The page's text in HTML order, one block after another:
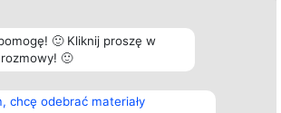
🙂 Kliknij proszę w
🙂
chcę odebrać materiały
o.
Plebiscyt
Laureaci
wszystkich
Laureatów
Kontakt